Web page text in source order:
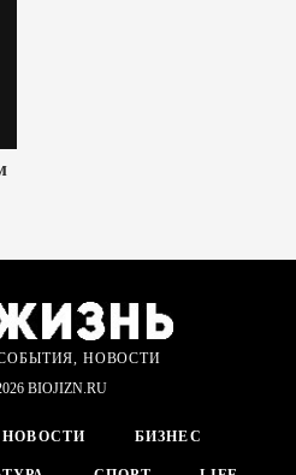
НОВОСТИ
BIOJIZN.RU
НОВОСТИ БИЗНЕС